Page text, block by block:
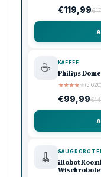
€119,99
☕ KAFFEE
Philips
★★★★★(5.620)
€99,99
🧹
iRobot